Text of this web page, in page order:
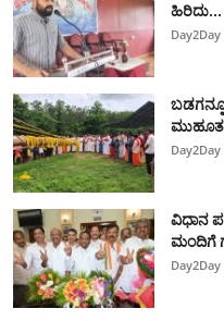
ಹಿರಿದು...
ವಿಧಾನ
ಮಂದಿಗೆ